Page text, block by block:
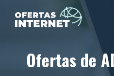
Ofertas de